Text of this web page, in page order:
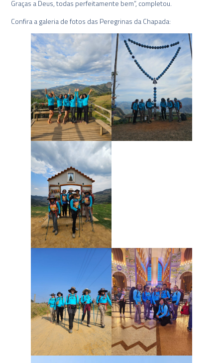
Graças a Deus, todas perfeitamente bem”, completou.
Confira a galeria de fotos das Peregrinas da Chapada: